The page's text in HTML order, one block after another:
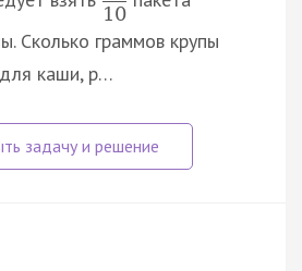
10
Сколько граммов крупы
каши, р…